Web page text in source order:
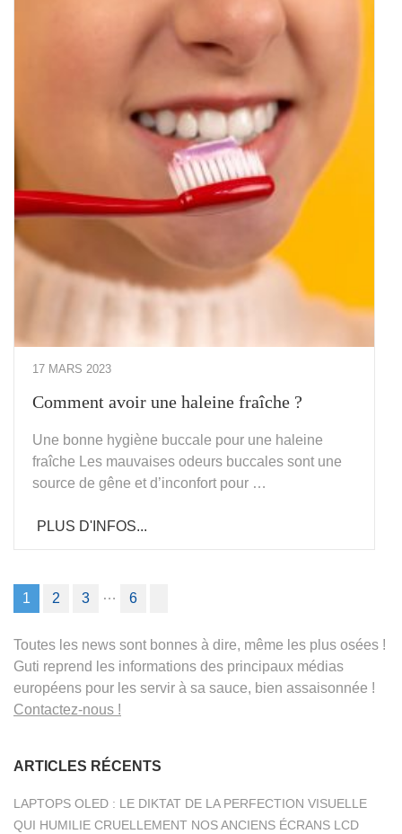
17 MARS 2023
Comment avoir une haleine fraîche ?
Une bonne hygiène buccale pour une haleine
fraîche Les mauvaises odeurs buccales sont une
source de gêne et d’inconfort pour …
PLUS D'INFOS...
Pagination
des
publications
1 2 3 … 6
Toutes les news sont bonnes à dire, même les plus osées !
Guti reprend les informations des principaux médias
européens pour les servir à sa sauce, bien assaisonnée !
Contactez-nous !
ARTICLES RÉCENTS
LAPTOPS OLED : LE DIKTAT DE LA PERFECTION VISUELLE
QUI HUMILIE CRUELLEMENT NOS ANCIENS ÉCRANS LCD